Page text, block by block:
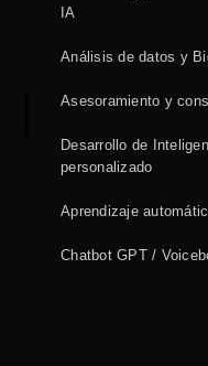
IA
Análisis de datos y
Asesoramiento y
Desarrollo de
personalizado
Aprendizaje
Chatbot GPT /